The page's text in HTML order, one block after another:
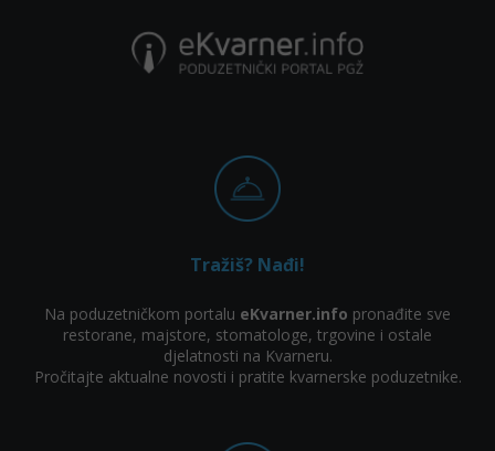
Tražiš? Nađi!
Na poduzetničkom portalu eKvarner.info pronađite sve
restorane, majstore, stomatologe, trgovine i ostale
djelatnosti na Kvarneru.
Pročitajte aktualne novosti i pratite kvarnerske poduzetnike.